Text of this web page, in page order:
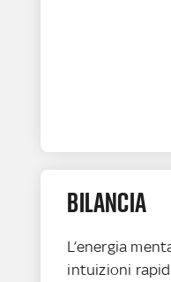
BILANCIA
L’energia
intuizioni